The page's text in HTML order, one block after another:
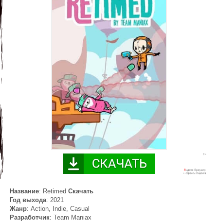
Название: Retimed Скачать
Год выхода: 2021
Жанр: Action, Indie, Casual
Разработчик: Team Maniax